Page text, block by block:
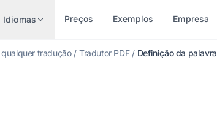
do Word (.DOCX)
Idiomas Preços Exemplos Empresa
tradução / Tradutor PDF / Definição da